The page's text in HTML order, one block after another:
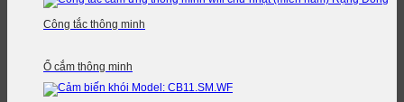
Công tắc thông minh
Ổ cắm thông minh